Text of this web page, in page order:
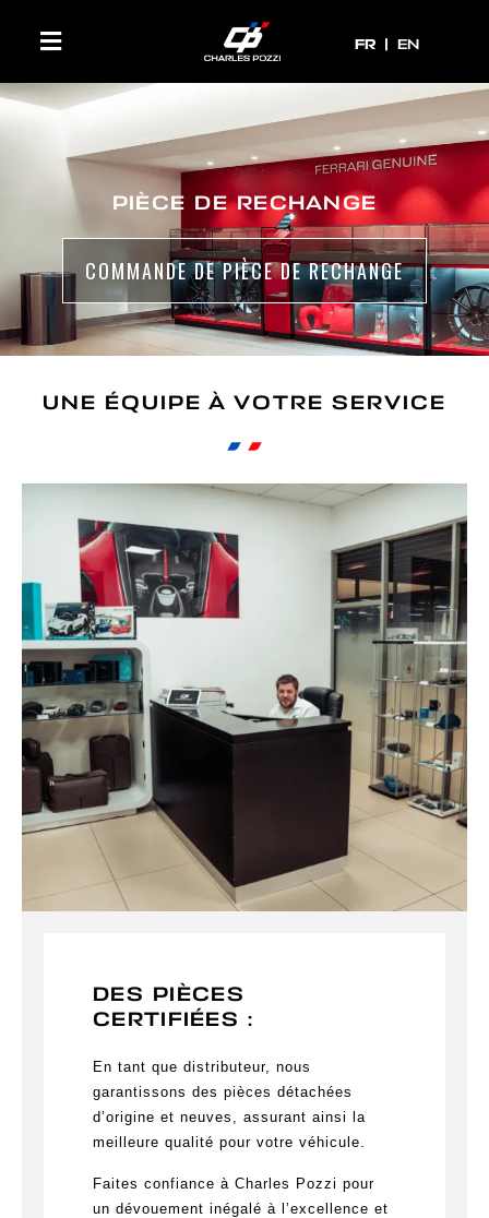
FR
FR EN
PIÈCE DE RECHANGE
COMMANDE DE PIÈCE DE RECHANGE
UNE ÉQUIPE À VOTRE SERVICE
DES PIÈCES
CERTIFIÉES :
En tant que distributeur, nous
garantissons des pièces détachées
d’origine et neuves, assurant ainsi la
meilleure qualité pour votre véhicule.
Faites confiance à Charles Pozzi pour
un dévouement inégalé à l’excellence et